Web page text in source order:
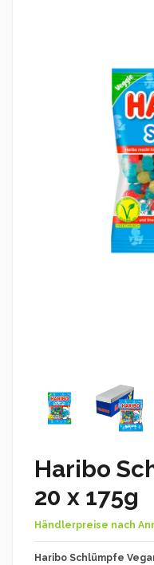
Haribo
20 x 175g
Händlerpreise nach
Haribo Schlümpfe